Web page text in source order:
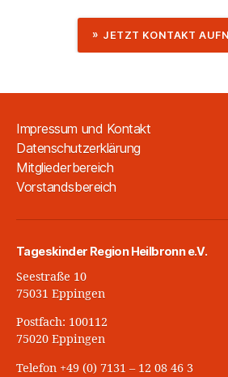
JETZT KONTAKT
Impressum und Kontakt
Datenschutzerklärung
Mitgliederbereich
Vorstandsbereich
Tageskinder Region Heilbronn e.V.
Seestraße 10
75031 Eppingen
Postfach: 100112
75020 Eppingen
Telefon +49 (0) 7131 – 12 08 46 3